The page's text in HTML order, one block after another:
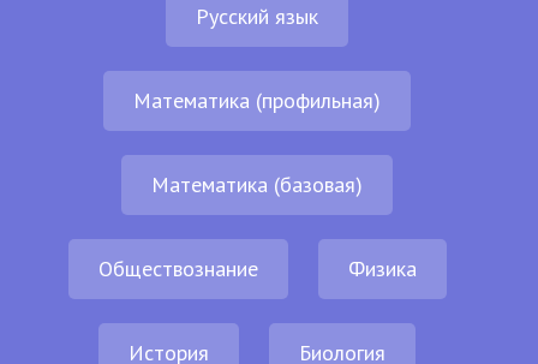
Русский язык
Математика (профильная)
Математика (базовая)
Обществознание Физика
История Биология